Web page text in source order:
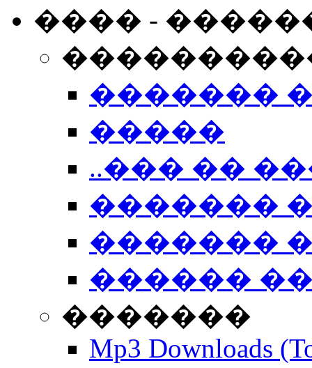
���� -
�������
�����
..��� ��
�������
�������
������
�������
Mp3 Downloads